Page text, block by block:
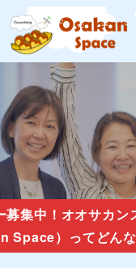
ログ
募集中！オオサカン
Space）ってどん